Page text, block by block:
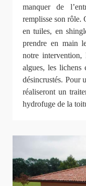
manquer de
remplisse son rôle.
en tuiles, en
prendre en main
notre intervention,
algues, les lichens
désincrustés. Pour
réaliseront un
hydrofuge de la